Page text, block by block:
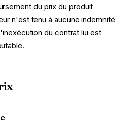
du prix du produit
n'est tenu à aucune indemnité
du contrat lui est